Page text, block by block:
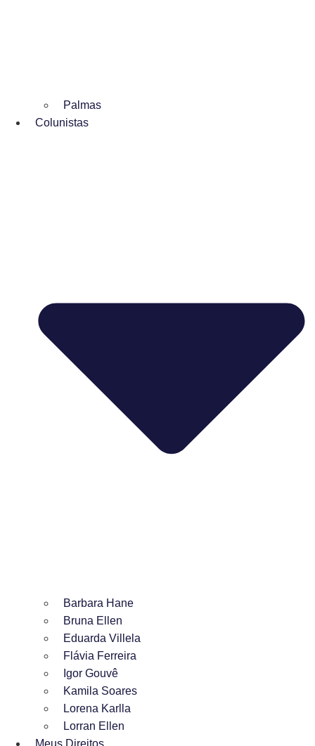
Palmas
Colunistas
Barbara Hane
Bruna Ellen
Eduarda Villela
Flávia Ferreira
Igor Gouvê
Kamila Soares
Lorena Karlla
Lorran Ellen